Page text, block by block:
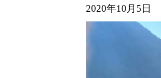
2020年10月5日